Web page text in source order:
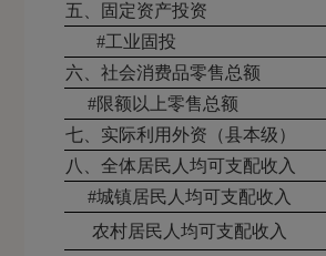
五、固定资产投资
#工业固投
六、社会消费品零售总额
#限额以上零售总额
七、实际利用外资（县本级）
八、全体居民人均可支配收入
#城镇居民人均可支配收入
农村居民人均可支配收入